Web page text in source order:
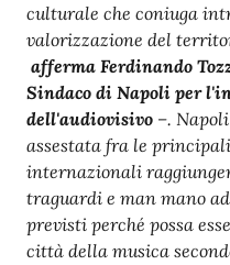
culturale che coniuga
valorizzazione del
afferma Ferdinando
Sindaco di Napoli per
dell'audiovisivo –.
assestata fra le
internazionali
traguardi e man mano
previsti perché possa
città della musica